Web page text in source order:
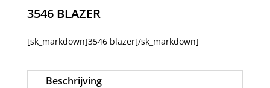
3546 BLAZER
[sk_markdown]3546 blazer[/sk_markdown]
Beschrijving